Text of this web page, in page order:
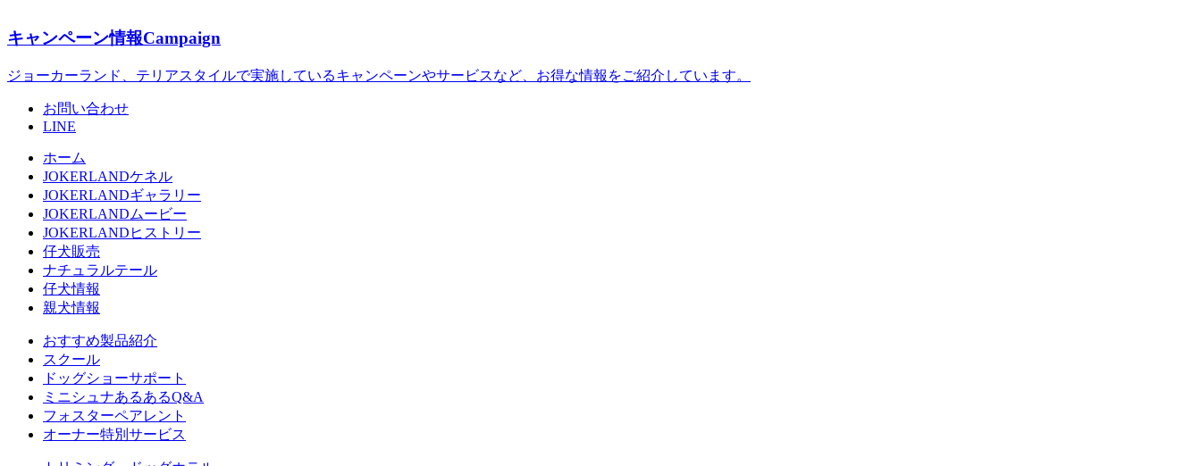
キャンペーン情報Campaign
ジョーカーランド、テリアスタイルで実施しているキャンペーンやサービスなど、お得な情報をご紹介しています。
お問い合わせ
LINE
ホーム
JOKERLANDケネル
JOKERLANDギャラリー
JOKERLANDムービー
JOKERLANDヒストリー
仔犬販売
ナチュラルテール
仔犬情報
親犬情報
おすすめ製品紹介
スクール
ドッグショーサポート
ミニシュナあるあるQ&A
フォスターペアレント
オーナー特別サービス